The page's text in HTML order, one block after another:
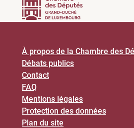
À propos de la Chambre des
Débats publics
Contact
FAQ
Mentions légales
Protection des données
Plan du site